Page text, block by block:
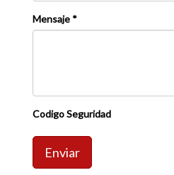
Mensaje *
Codigo Seguridad
Enviar